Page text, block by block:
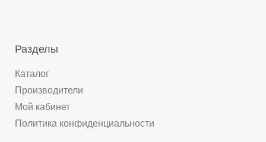
Разделы
Каталог
Производители
Мой кабинет
Политика конфиденциальности